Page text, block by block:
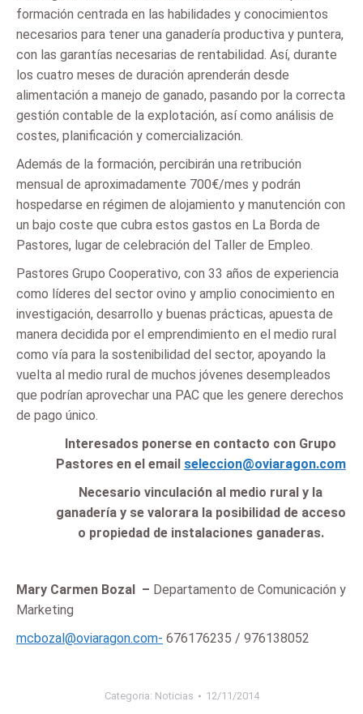
formación centrada en las habilidades y conocimientos
necesarios para tener una ganadería productiva y puntera,
con las garantías necesarias de rentabilidad. Así, durante
los cuatro meses de duración aprenderán desde
alimentación a manejo de ganado, pasando por la correcta
gestión contable de la explotación, así como análisis de
costes, planificación y comercialización.
Además de la formación, percibirán una retribución
mensual de aproximadamente 700€/mes y podrán
hospedarse en régimen de alojamiento y manutención con
un bajo coste que cubra estos gastos en La Borda de
Pastores, lugar de celebración del Taller de Empleo.
Pastores Grupo Cooperativo, con 33 años de experiencia
como líderes del sector ovino y amplio conocimiento en
investigación, desarrollo y buenas prácticas, apuesta de
manera decidida por el emprendimiento en el medio rural
como vía para la sostenibilidad del sector, apoyando la
vuelta al medio rural de muchos jóvenes desempleados
que podrían aprovechar una PAC que les genere derechos
de pago único.
Interesados ponerse en contacto con Grupo
Pastores en el email seleccion@oviaragon.com
Necesario vinculación al medio rural y la
ganadería y se valorara la posibilidad de acceso
o propiedad de instalaciones ganaderas.
Mary Carmen Bozal – Departamento de Comunicación y
Marketing
mcbozal@oviaragon.com- 676176235 / 976138052
Categoria: Noticias 12/11/2014